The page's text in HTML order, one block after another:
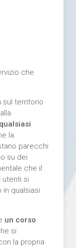
che
sul territorio
la
parecchi
su dei
che il
si
qualsiasi
un corso
si
la propria